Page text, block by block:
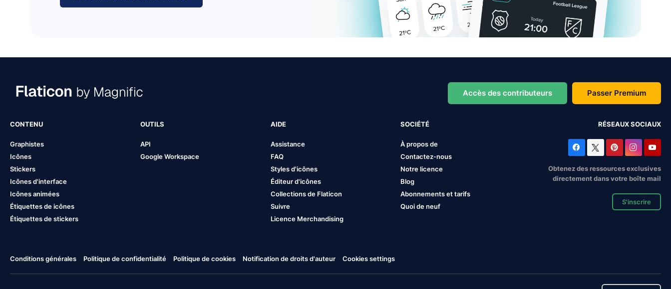
Accès des contributeurs Passer Premium
CONTENU
Graphistes
Icônes
Stickers
Icônes d'interface
Icônes animées
Étiquettes de icônes
Étiquettes de stickers
OUTILS
API
Google Workspace
AIDE
Assistance
FAQ
Styles d'icônes
Éditeur d'icônes
Collections de Flaticon
Suivre
Licence Merchandising
SOCIÉTÉ
À propos de
Contactez-nous
Notre licence
Blog
Abonnements et tarifs
Quoi de neuf
RÉSEAUX SOCIAUX
Obtenez des ressources exclusives
directement dans votre boîte mail
S'inscrire
Conditions générales Politique de confidentialité Politique de cookies Notification de droits d'auteur Cookies settings